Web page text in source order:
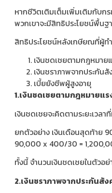
หากชีวิตเติมเต็มเพิ่มเติมกับก
พวกเขาจะมีสิทธิประโยชน์พื้น
สิทธิประโยชน์หลังเกษียณที่ผู้ท
เงินชดเชยตามกฎหมาย
เงินชราภาพจากประกันสั
เบี้ยยังชีพผู้สูงอายุ
1.เงินชดเชยตามกฎหมายแร
เงินชดเชยจะคิดตามระยะเว
ยกตัวอย่าง เงินเดือนสุดท้าย
90,000 x 400/30 =
ทั้งนี้ จำนวนเงินชดเชยในตัวอ
2.เงินชราภาพจากประกันสั